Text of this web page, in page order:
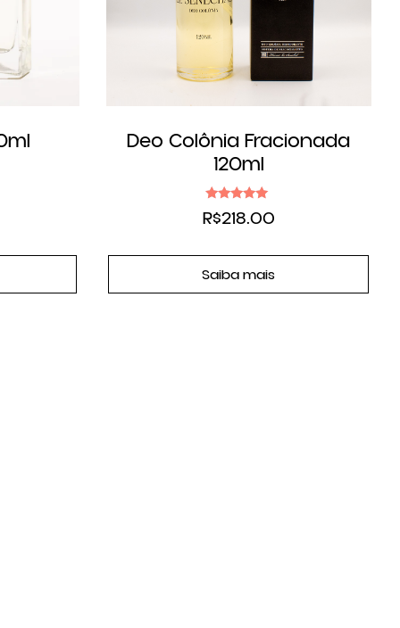
Deo Colônia Fracionada
120ml
Avaliação
5.00
R$218.00
Saiba mais